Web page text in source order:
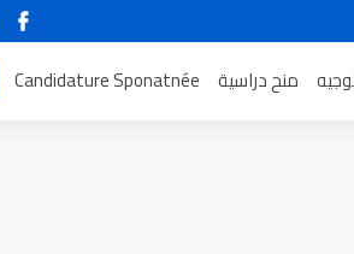
منح دراسية Candidature Sponatnée